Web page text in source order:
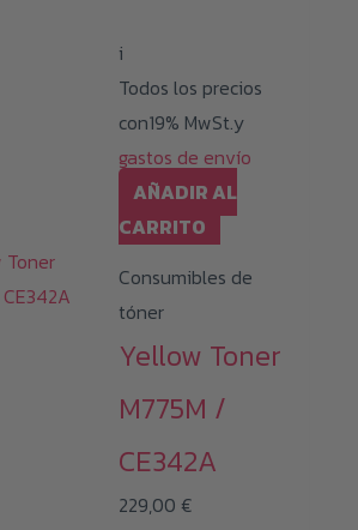
i
Todos los precios
con19% MwSt.y
gastos de envío
AÑADIR AL
CARRITO
Consumibles de
tóner
Yellow Toner
M775M /
CE342A
229,00 €